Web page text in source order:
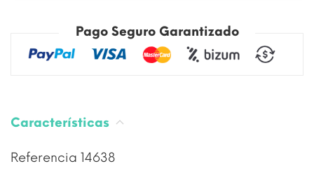
Pago Seguro Garantizado
Características
Referencia 14638